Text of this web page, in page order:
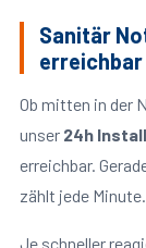
Sanitär
erreichbar
Ob mitten in der
unser 24h
erreichbar.
zählt jede Minute.
Je schneller